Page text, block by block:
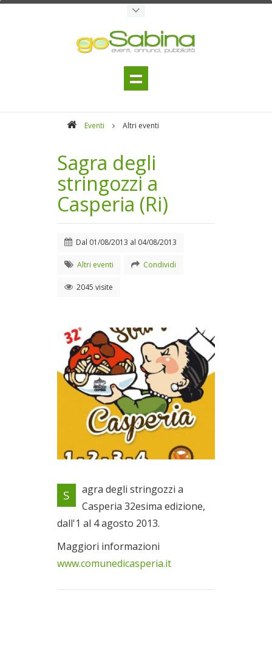
Eventi Altri eventi
Sagra degli
stringozzi a
Casperia (Ri)
Dal 01/08/2013 al 04/08/2013
Altri eventi Condividi
2045 visite
Locandina evento
Dal 01/08/2013 al
04/08/2013
S
agra degli stringozzi a
Casperia 32esima edizione,
dall'1 al 4 agosto 2013.
Maggiori informazioni
www.comunedicasperia.it